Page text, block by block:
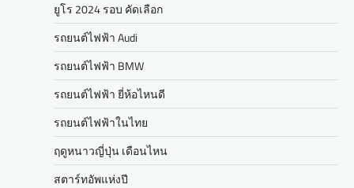
ยูโร 2024 รอบ คัดเลือก
รถยนต์ไฟฟ้า Audi
รถยนต์ไฟฟ้า BMW
รถยนต์ไฟฟ้า ยี่ห้อไหนดี
รถยนต์ไฟฟ้าในไทย
ฤดูหนาวญี่ปุ่น เดือนไหน
สตาร์ทอัพแห่งปี